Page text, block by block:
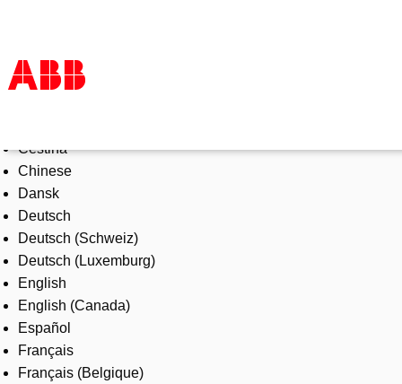
Products & Solutions
Industries
Services
About us
Where to buy
Contact us
Careers
Čeština
Chinese
Dansk
Deutsch
Deutsch (Schweiz)
Deutsch (Luxemburg)
English
English (Canada)
Español
Français
Français (Belgique)